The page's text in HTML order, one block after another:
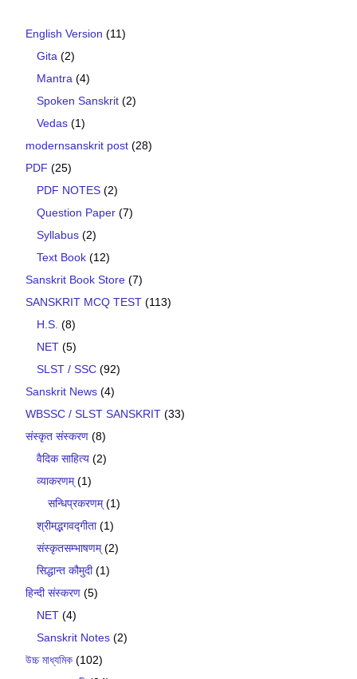
English Version (11)
Gita (2)
Mantra (4)
Spoken Sanskrit (2)
Vedas (1)
modernsanskrit post (28)
PDF (25)
PDF NOTES (2)
Question Paper (7)
Syllabus (2)
Text Book (12)
Sanskrit Book Store (7)
SANSKRIT MCQ TEST (113)
H.S. (8)
NET (5)
SLST / SSC (92)
Sanskrit News (4)
WBSSC / SLST SANSKRIT (33)
संस्कृत संस्करण (8)
वैदिक साहित्य (2)
व्याकरणम्(1)
सन्धिप्रकरणम्(1)
श्रीमद्भगवद्गीता(1)
संस्कृतसम्भाषणम्(2)
सिद्धान्त कौमुदी(1)
हिन्दी संस्करण (5)
NET (4)
Sanskrit Notes (2)
উচ্চ মাধ্যমিক (102)